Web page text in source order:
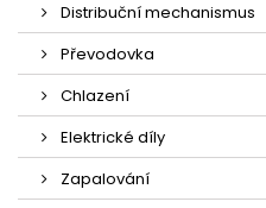
Distribuční mechanismus
Převodovka
Chlazení
Elektrické díly
Zapalování